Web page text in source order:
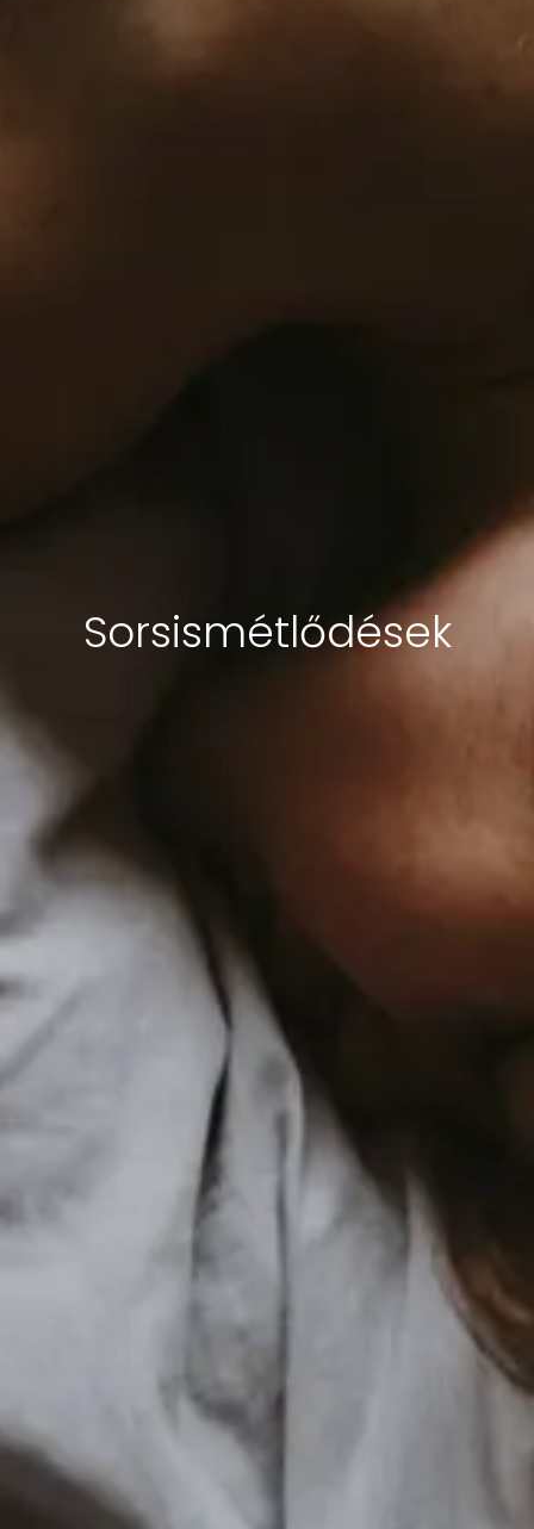
Sorsismétlődések